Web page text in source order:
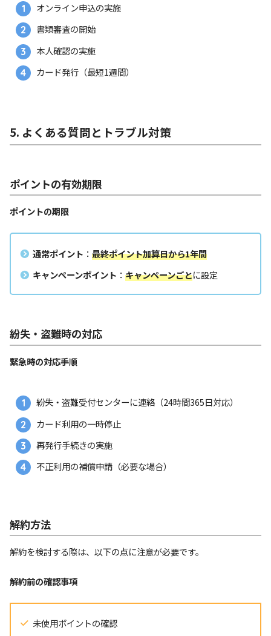
オンライン申込の実施
書類審査の開始
本人確認の実施
カード発行（最短1週間）
5. よくある質問とトラブル対策
ポイントの有効期限
ポイントの期限
通常ポイント ： 最終ポイント加算日から1年間
キャンペーンポイント ： キャンペーンごとに設定
紛失・盗難時の対応
緊急時の対応手順
紛失・盗難受付センターに連絡（24時間365日対応）
カード利用の一時停止
再発行手続きの実施
不正利用の補償申請（必要な場合）
解約方法
解約を検討する際は、以下の点に注意が必要です。
解約前の確認事項
未使用ポイントの確認